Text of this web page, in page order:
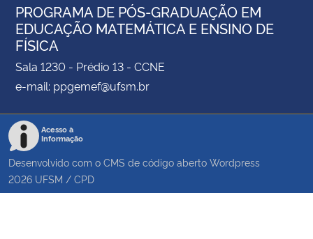
PROGRAMA DE PÓS-GRADUAÇÃO EM
EDUCAÇÃO MATEMÁTICA E ENSINO DE
FÍSICA
Sala 1230 - Prédio 13 - CCNE
e-mail: ppgemef@ufsm.br
Acesso à
Informação
Desenvolvido com o CMS de código aberto Wordpress
2026 UFSM / CPD